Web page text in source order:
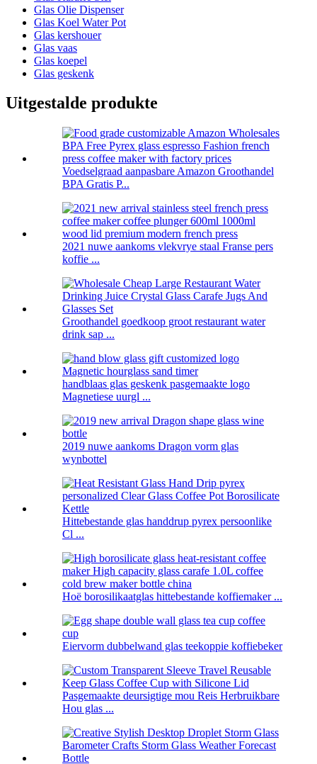
Glas Olie Dispenser
Glas Koel Water Pot
Glas kershouer
Glas vaas
Glas koepel
Glas geskenk
Uitgestalde produkte
Voedselgraad aanpasbare Amazon Groothandel
BPA Gratis P...
2021 nuwe aankoms vlekvrye staal Franse pers
koffie ...
Groothandel goedkoop groot restaurant water
drink sap ...
handblaas glas geskenk pasgemaakte logo
Magnetiese uurgl ...
2019 nuwe aankoms Dragon vorm glas
wynbottel
Hittebestande glas handdrup pyrex persoonlike
Cl ...
Hoë borosilikaatglas hittebestande koffiemaker ...
Eiervorm dubbelwand glas teekoppie koffiebeker
Pasgemaakte deursigtige mou Reis Herbruikbare
Hou glas ...